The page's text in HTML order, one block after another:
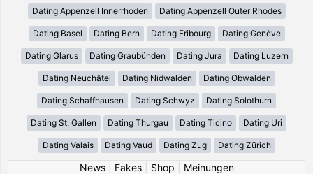
Dating Appenzell Innerrhoden Dating Appenzell Outer Rhodes
Dating Basel Dating Bern Dating Fribourg Dating Genève
Dating Glarus Dating Graubünden Dating Jura Dating Luzern
Dating Neuchâtel Dating Nidwalden Dating Obwalden
Dating Schaffhausen Dating Schwyz Dating Solothurn
Dating St. Gallen Dating Thurgau Dating Ticino Dating Uri
Dating Valais Dating Vaud Dating Zug Dating Zürich
News| Fakes| Shop
Meinungen